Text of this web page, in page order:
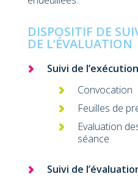
DISPOSITIF DE
DE L’ÉVALUATION
Suivi de l’exécution
Convocation
Feuilles de
Evaluation
séance
Suivi de